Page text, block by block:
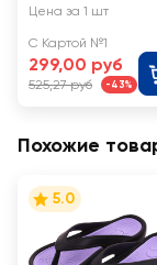
BF-1, SSCL2022-1
Цена за 1 шт
С Картой №1
299,00 руб
525,27 руб -43%
Похожие
5.0